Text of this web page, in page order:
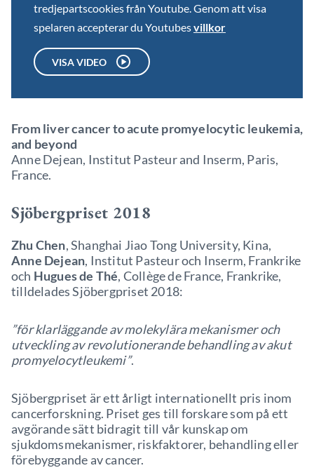
tredjepartscookies från Youtube. Genom att visa
spelaren accepterar du Youtubesvillkor
VISA VIDEO
From liver cancer to acute promyelocytic leukemia,
and beyond
Anne Dejean, Institut Pasteur and Inserm, Paris,
France.
Sjöbergpriset 2018
Zhu Chen, Shanghai Jiao Tong University, Kina,
Anne Dejean, Institut Pasteur och Inserm, Frankrike
och Hugues de Thé, Collège de France, Frankrike,
tilldelades Sjöbergpriset 2018:
”för klarläggande av molekylära mekanismer och
utveckling av revolutionerande behandling av akut
promyelocytleukemi”.
Sjöbergpriset är ett årligt internationellt pris inom
cancerforskning. Priset ges till forskare som på ett
avgörande sätt bidragit till vår kunskap om
sjukdomsmekanismer, riskfaktorer, behandling eller
förebyggande av cancer.